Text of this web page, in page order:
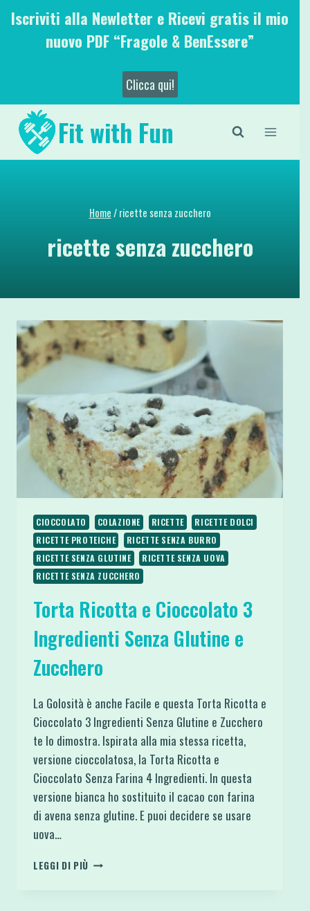
SaltaIscriviti alla Newletter e Ricevi gratis il mio
nuovo PDF “Fragole & BenEssere”
Clicca qui!
Fit with Fun
Home/ ricette senza zucchero
ricette senza zucchero
CIOCCOLATO COLAZIONE RICETTE
RICETTE DOLCI
RICETTE PROTEICHE
RICETTE SENZA BURRO
RICETTE SENZA GLUTINE
RICETTE SENZA UOVA
RICETTE SENZA ZUCCHERO
Torta Ricotta e Cioccolato 3
Ingredienti Senza Glutine e
Zucchero
La Golosità è anche Facile e questa Torta Ricotta e
Cioccolato 3 Ingredienti Senza Glutine e Zucchero
te lo dimostra. Ispirata alla mia stessa ricetta,
versione cioccolatosa, la Torta Ricotta e
Cioccolato Senza Farina 4 Ingredienti. In questa
versione bianca ho sostituito il cacao con farina
di avena senza glutine. E puoi decidere se usare
uova…
LEGGI DI PIÙ TORTA